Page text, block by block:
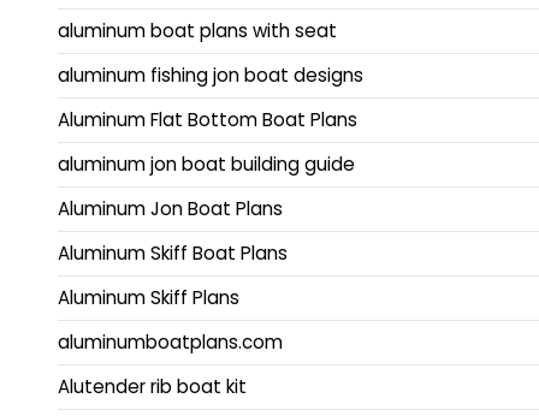
aluminum boat plans with seat
aluminum fishing jon boat designs
Aluminum Flat Bottom Boat Plans
aluminum jon boat building guide
Aluminum Jon Boat Plans
Aluminum Skiff Boat Plans
Aluminum Skiff Plans
aluminumboatplans.com
Alutender rib boat kit